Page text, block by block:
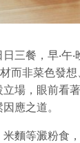
三餐，早‧午
而非菜色發
場，眼前看
應之道。
麵等澱粉食